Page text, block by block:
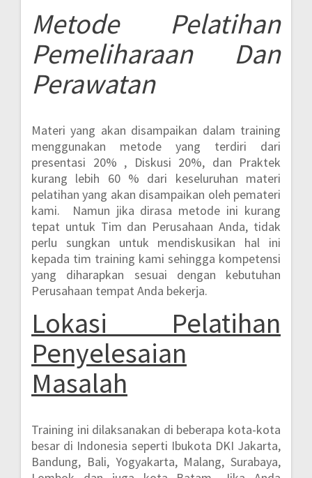
MetodePelatihan
Pemeliharaan Dan
Perawatan
Materi yang akan disampaikan dalam training
menggunakan metode yang terdiri dari
presentasi 20% , Diskusi 20%, dan Praktek
kurang lebih 60 % dari keseluruhan materi
pelatihan yang akan disampaikan oleh pemateri
kami. Namun jika dirasa metode ini kurang
tepat untuk Tim dan Perusahaan Anda, tidak
perlu sungkan untuk mendiskusikan hal ini
kepada tim training kami sehingga kompetensi
yang diharapkan sesuai dengan kebutuhan
Perusahaan tempat Anda bekerja.
Lokasi Pelatihan
Penyelesaian
Masalah
Training ini dilaksanakan di beberapa kota-kota
besar di Indonesia seperti Ibukota DKI Jakarta,
Bandung, Bali, Yogyakarta, Malang, Surabaya,